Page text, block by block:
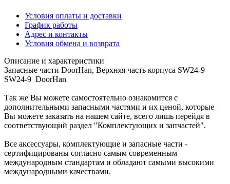
Условия оплаты и доставки
График работы
Адрес и контакты
Условия обмена и возврата
Описание и характеристики
Запасные части DoorHan, Верхняя часть корпуса SW24-9
SW24-9 DoorHan
Так же Вы можете самостоятельно ознакомится с
дополнительными запасными частями и их ценой, которые
Вы можете заказать на нашем сайте, всего лишь перейдя в
соответствующий раздел "Комплектующих и запчастей".
Все аксессуары, комплектующие и запасные части -
сертифицированы согласно самым современным
международным стандартам и обладают самыми высокими
международными качествами.